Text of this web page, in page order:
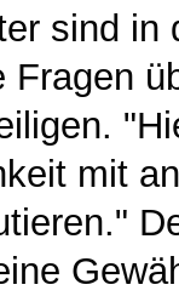
sind in
Fragen
mit